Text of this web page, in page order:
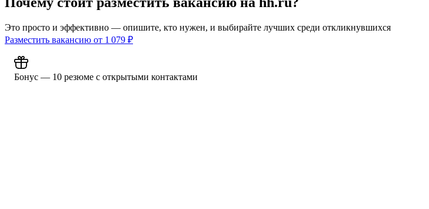
Это просто и эффективно — опишите, кто нужен, и выбирайте лучших среди откликнувшихся
Разместить вакансию от 1 079 ₽
Бонус — 10 резюме с открытыми контактами